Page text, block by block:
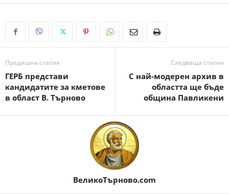
Предишна статия
ГЕРБ представи
кандидатите за кметове
в област В. Търново
Следваща статия
С нaй-мoдepeн apхив в
oблacттa щe бъдe
oбщинa Пaвликeни
ВеликоТърново.com